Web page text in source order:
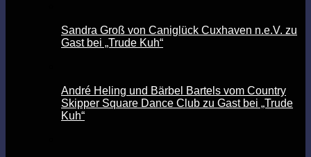
Sandra Groß von Caniglück Cuxhaven n.e.V. zu
Gast bei „Trude Kuh“
André Heling und Bärbel Bartels vom Country
Skipper Square Dance Club zu Gast bei „Trude
Kuh“